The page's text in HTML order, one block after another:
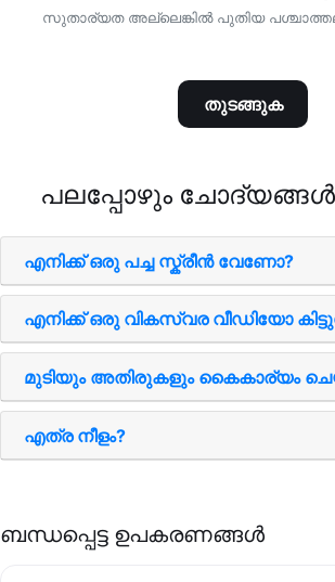
സുതാര്യത അല്ലെങ്കില്‍ പുതിയ
തുടങ്ങുക
പലപ്പോഴും ചോദ്യങ്ങൾ
എനിക്ക് ഒരു പച്ച സ്ക്രീന്‍ വേണോ?
എനിക്ക് ഒരു വികസ്വര വീഡിയോ
മുടിയും അതിരുകളും കൈകാര്യം
എത്ര നീളം?
ബന്ധപ്പെട്ട ഉപകരണങ്ങള്‍